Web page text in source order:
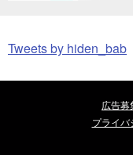
Tweets by hiden_bab
広告募
プライバ